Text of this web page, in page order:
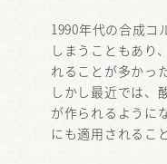
1990年代の合成コ
しまうこともあり
れることが多かっ
しかし最近では、
が作られるように
にも適用されるこ